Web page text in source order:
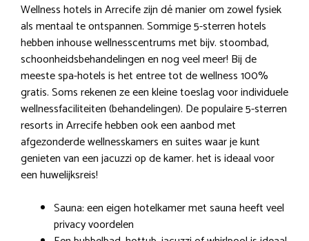
Wellness hotels in Arrecife zijn dé manier om zowel fysiek
als mentaal te ontspannen. Sommige 5-sterren hotels
hebben inhouse wellnesscentrums met bijv. stoombad,
schoonheidsbehandelingen en nog veel meer! Bij de
meeste spa-hotels is het entree tot de wellness 100%
gratis. Soms rekenen ze een kleine toeslag voor individuele
wellnessfaciliteiten (behandelingen). De populaire 5-sterren
resorts in Arrecife hebben ook een aanbod met
afgezonderde wellnesskamers en suites waar je kunt
genieten van een jacuzzi op de kamer. het is ideaal voor
een huwelijksreis!
Sauna: een eigen hotelkamer met sauna heeft veel
privacy voordelen